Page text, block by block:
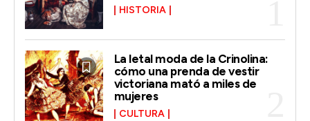
HISTORIA
La letal moda de la Crinolina:
cómo una prenda de vestir
victoriana mató a miles de
mujeres
CULTURA